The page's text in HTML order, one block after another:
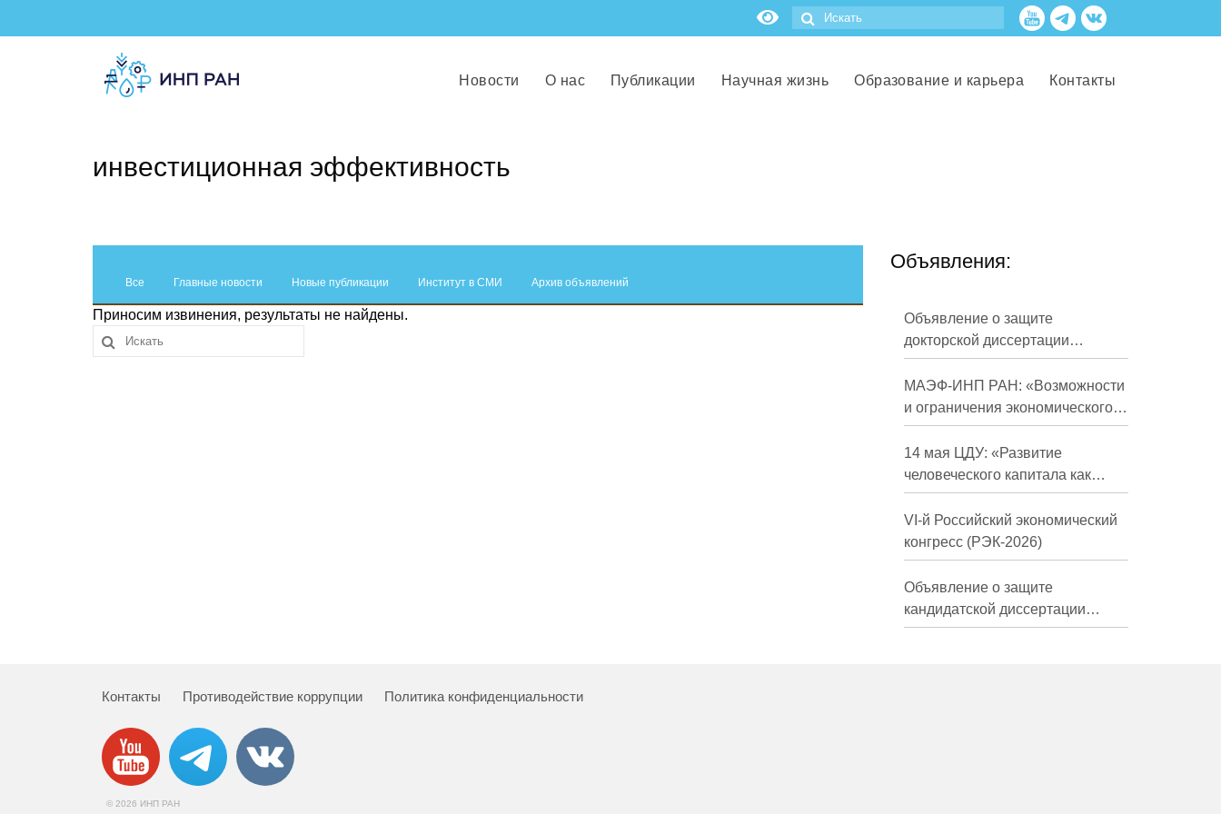
Новости О нас Публикации Научная жизнь Образование и карьера Контакты
инвестиционная эффективность
Все Главные новости Новые публикации Институт в СМИ Архив объявлений
Приносим извинения, результаты не найдены.
Объявления:
Объявление о защите
докторской диссертации
Кузнецова Михаила
Евгеньевича
МАЭФ-ИНП РАН: «Возможности
и ограничения экономического
развития России в средне- и
долгосрочной перспективе»
14 мая ЦДУ: «Развитие
человеческого капитала как
фактор экономического роста»
VI-й Российский экономический
конгресс (РЭК-2026)
Объявление о защите
кандидатской диссертации
Трындиной Николь Сергеевны
Контакты Противодействие коррупции Политика конфиденциальности
© 2026 ИНП РАН